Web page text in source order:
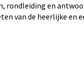
rondleiding en
van de heerlijke en